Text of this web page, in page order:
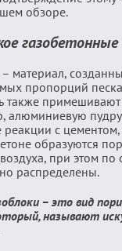
обзоре.
газобетонные
– материал,
пропорций
также
алюминиевую
реакции с
образуются
при этом по
распределены.
– это вид
называют